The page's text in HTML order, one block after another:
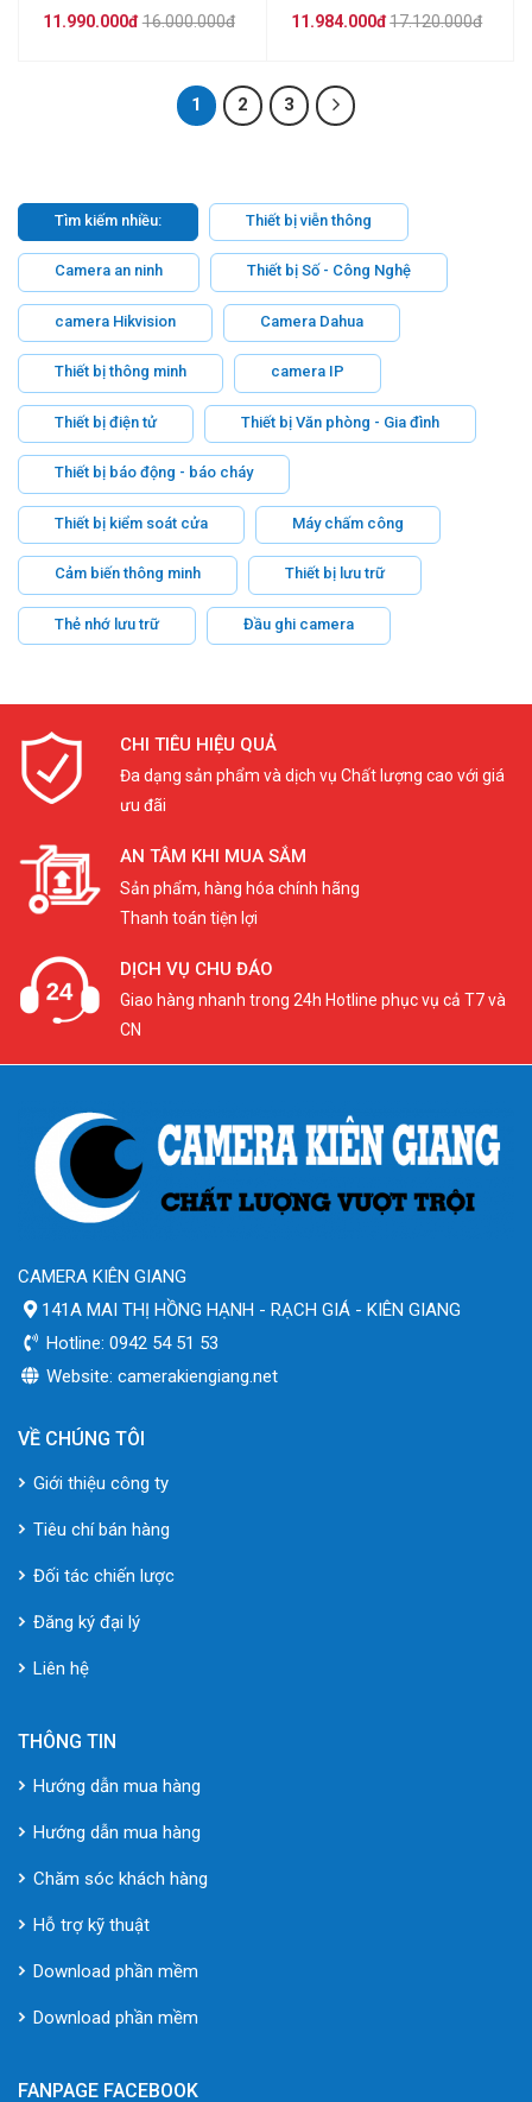
15L
16.000.000đ
11.990.000đ
20L
17.120.000đ
11.984.000đ
1 2 3
Tìm kiếm nhiều: Thiết bị viễn thông
Camera an ninh Thiết bị Số - Công Nghệ
camera Hikvision Camera Dahua
Thiết bị thông minh camera IP
Thiết bị điện tử Thiết bị Văn phòng - Gia đình
Thiết bị báo động - báo cháy
Thiết bị kiểm soát cửa Máy chấm công
Cảm biến thông minh Thiết bị lưu trữ
Thẻ nhớ lưu trữ Đầu ghi camera
CHI TIÊU HIỆU QUẢ
Đa dạng sản phẩm và dịch vụ Chất lượng cao với giá
ưu đãi
AN TÂM KHI MUA SẮM
Sản phẩm, hàng hóa chính hãng
Thanh toán tiện lợi
DỊCH VỤ CHU ĐÁO
Giao hàng nhanh trong 24h Hotline phục vụ cả T7 và
CN
CAMERA KIÊN GIANG
141A MAI THỊ HỒNG HẠNH - RẠCH GIÁ - KIÊN GIANG
Hotline: 0942 54 51 53
Website: camerakiengiang.net
VỀ CHÚNG TÔI
Giới thiệu công ty
Tiêu chí bán hàng
Đối tác chiến lược
Đăng ký đại lý
Liên hệ
THÔNG TIN
Hướng dẫn mua hàng
Hướng dẫn mua hàng
Chăm sóc khách hàng
Hỗ trợ kỹ thuật
Download phần mềm
Download phần mềm
FANPAGE FACEBOOK